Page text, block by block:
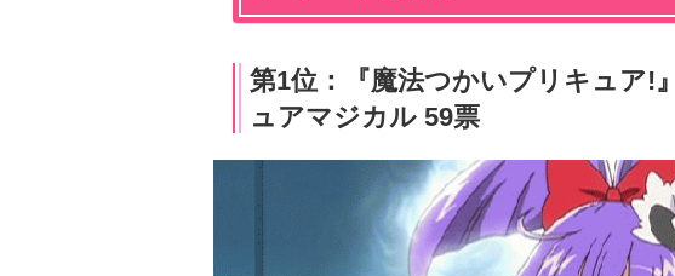
第1位：『魔法つかいプリキュア!
ュアマジカル 59票